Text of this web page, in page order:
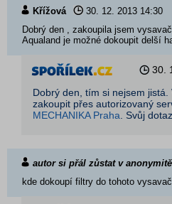
Křížová 30. 12. 2013 14:30
Dobrý den , zakoupila jsem
Aqualand je možné dokoupit delší
30.
Dobrý den, tím si nejsem
zakoupit přes autorizovaný
MECHANIKA Praha . Svůj
autor si přál zůstat v anonymitě
kde dokoupí filtry do tohoto